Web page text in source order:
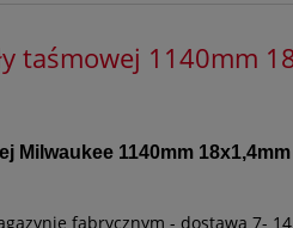
taśmowej 1140mm
Milwaukee 1140mm 18x1,4mm
fabrycznym - dostawa 7-